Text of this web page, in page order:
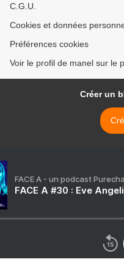
C.G.U.
Cookies et données
Préférences cookies
Voir le profil de manel sur le
Créer un
FACE A - un podcast
FACE A #30 : Eve